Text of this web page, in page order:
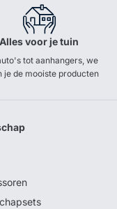
Alles voor je tuin
tot aanhangers, we
je de mooiste producten